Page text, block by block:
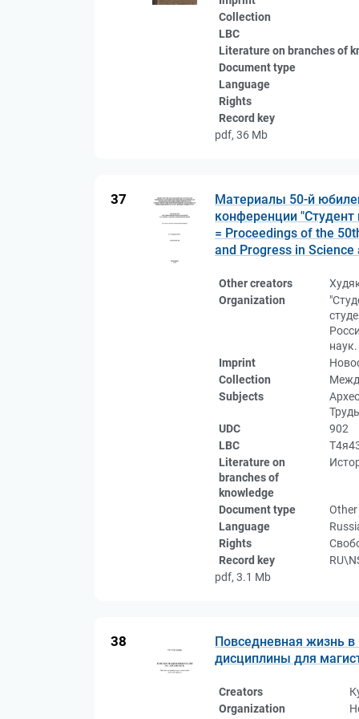
Collection
LBC
Literature on branches of
Document type
Language
Rights
Record key
pdf, 36 Mb
37
Материалы 50-й
конференции "Студент
= Proceedings of the
and Progress in Science
Other creators
Organization
Imprint
Collection
Subjects
UDC
902
LBC
Literature on
branches of
knowledge
Document type
Other
Language
Rights
Record key
pdf, 3.1 Mb
38
Повседневная жизнь в
дисциплины для
Creators
Organization